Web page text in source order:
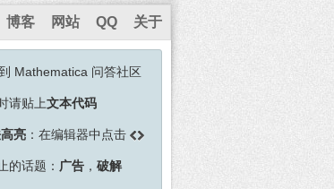
关于
QQ
网站
博客
Mathematica 问答社区
请贴上文本代码
亮 ：在编辑器中点击
的话题： 广告 ， 破解